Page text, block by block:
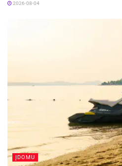
2026-08-04
ĮDOMU